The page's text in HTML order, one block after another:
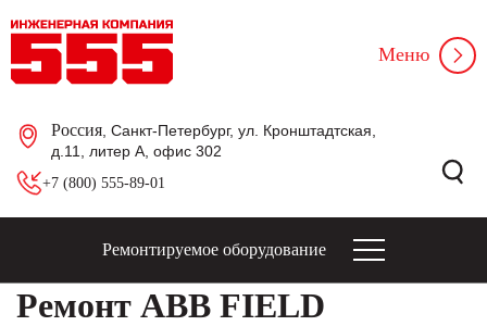
Россия , Санкт-Петербург, ул. Кронштадтская,
д.11, литер А, офис 302
+7 (800) 555-89-01
Меню
Ремонтируемое оборудование
Ремонт ABB FIELD